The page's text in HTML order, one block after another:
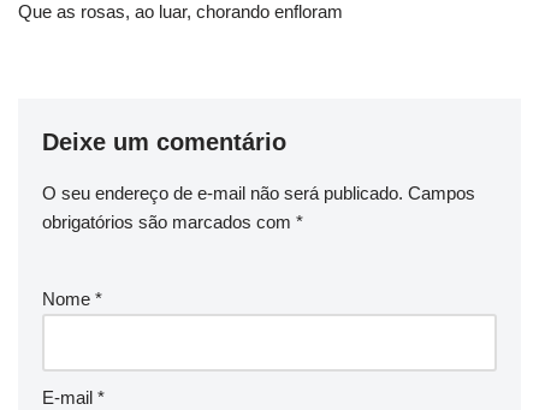
Que as rosas, ao luar, chorando enfloram
Deixe um comentário
O seu endereço de e-mail não será publicado. Campos
obrigatórios são marcados com *
Nome *
E-mail *